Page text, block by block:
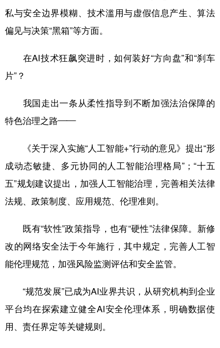
私与安全边界模糊、技术滥用与虚假信息产生、算法
偏见与决策“黑箱”等方面。
在AI技术狂飙突进时，如何装好“方向盘”和“刹车
片”？
我国走出一条从柔性指导到不断加强法治保障的
特色治理之路——
《关于深入实施“人工智能+”行动的意见》提出“形
成动态敏捷、多元协同的人工智能治理格局”；“十五
五”规划建议提出，加强人工智能治理，完善相关法律
法规、政策制度、应用规范、伦理准则。
既有“软性”政策指导，也有“硬性”法律保障。新修
改的网络安全法于今年施行，其中规定，完善人工智
能伦理规范，加强风险监测评估和安全监管。
“规范发展”已成为AI业界共识，从研究机构到企业
平台均在探索建立健全AI安全伦理体系，明确数据使
用、责任界定等关键规则。